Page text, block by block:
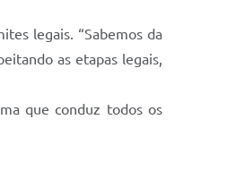
legais. “Sabemos da
as etapas legais,
que conduz todos os